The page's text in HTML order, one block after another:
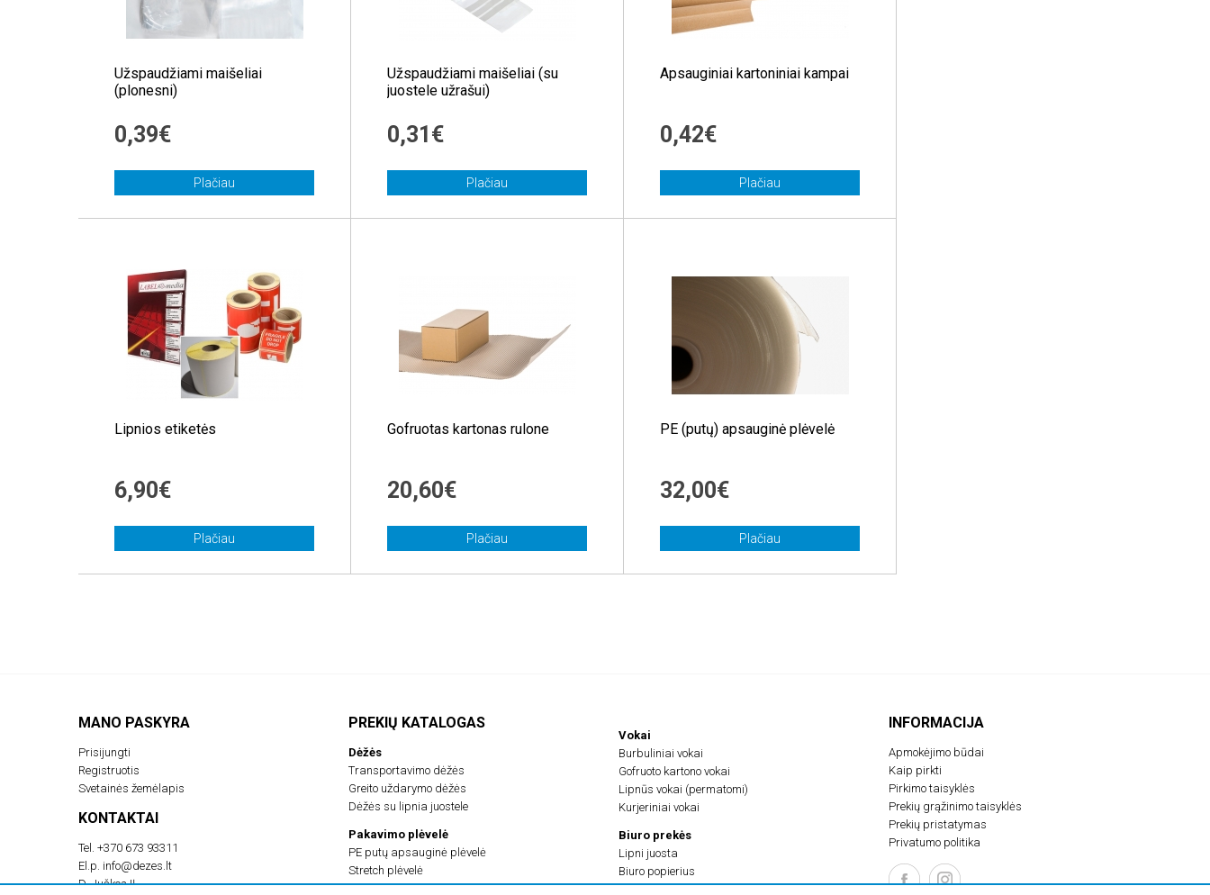
Užspaudžiami maišeliai
(plonesni)
0,39€
Plačiau
Užspaudžiami maišeliai (su
juostele užrašui)
0,31€
Plačiau
Apsauginiai kartoniniai kampai
0,42€
Plačiau
Lipnios etiketės
6,90€
Plačiau
Gofruotas kartonas rulone
20,60€
Plačiau
PE (putų) apsauginė plėvelė
32,00€
Plačiau
MANO PASKYRA
Prisijungti
Registruotis
Svetainės žemėlapis
KONTAKTAI
Tel. +370 673 93311
El.p. info@dezes.lt
D. Juškos IĮ
PREKIŲ KATALOGAS
Dėžės
Transportavimo dėžės
Greito uždarymo dėžės
Dėžės su lipnia juostele
Pakavimo plėvelė
PE putų apsauginė plėvelė
Stretch plėvelė
Burbulinė plėvelė
Vokai
Burbuliniai vokai
Gofruoto kartono vokai
Lipnūs vokai (permatomi)
Kurjeriniai vokai
Biuro prekės
Lipni juosta
Biuro popierius
Lipnios etiketės
INFORMACIJA
Apmokėjimo būdai
Kaip pirkti
Pirkimo taisyklės
Prekių grąžinimo taisyklės
Prekių pristatymas
Privatumo politika